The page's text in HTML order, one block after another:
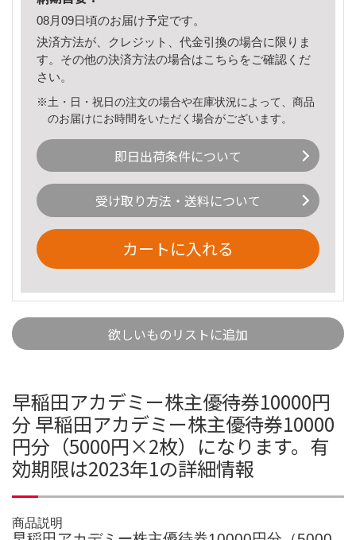
08月09日頃のお届け予定です。
決済方法が、クレジット、代金引換の場合に限りま
す。その他の決済方法の場合はこちら をご確認くだ
さい。
※土・日・祝日の注文の場合や在庫状況によって、商品
のお届けにお時間をいただく場合がございます。
即日出荷条件について
受け取り方法・送料について
カートに入れる
欲しいものリストに追加
早稲田アカデミー株主優待券10000円
分 早稲田アカデミー株主優待券10000
円分（5000円×2枚）になります。有
効期限は2023年1の詳細情報
商品説明